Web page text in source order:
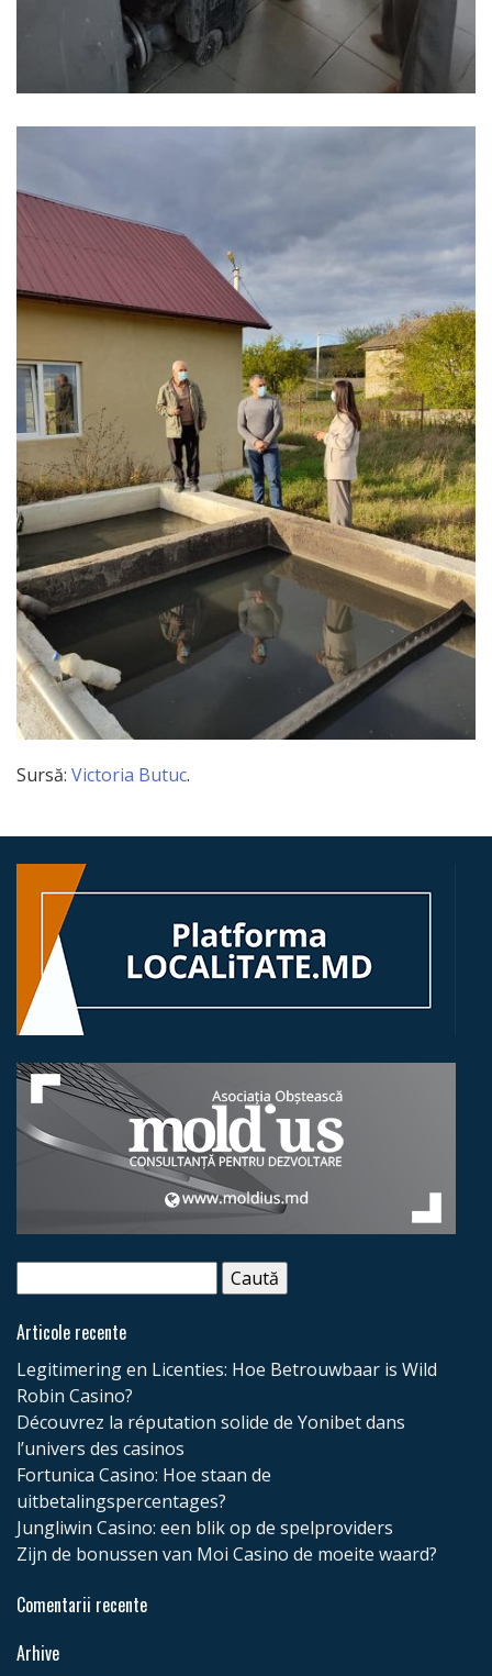
Poștal
Centrul
Publică
„Andrei
Vartic”
Proiecte
investiționale
Harta
IMPLICĂ-TE
Sursă: Victoria Butuc.
după:
Articole recente
Legitimering en Licenties: Hoe Betrouwbaar is Wild
Robin Casino?
Découvrez la réputation solide de Yonibet dans
l’univers des casinos
Fortunica Casino: Hoe staan de
uitbetalingspercentages?
Jungliwin Casino: een blik op de spelproviders
Zijn de bonussen van Moi Casino de moeite waard?
Comentarii recente
Arhive